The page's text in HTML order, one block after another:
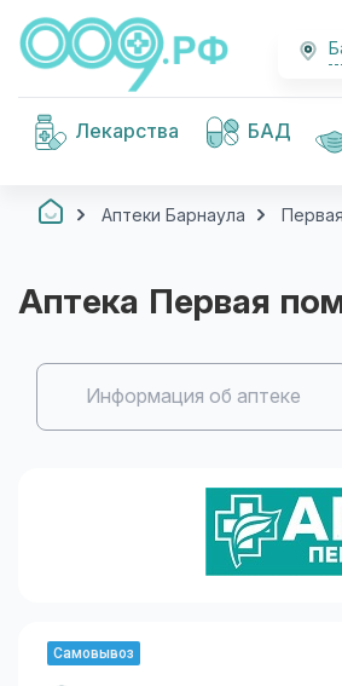
Лекарства БАД
Аптеки Барнаула
Аптека Первая
Информация об аптеке
Самовывоз